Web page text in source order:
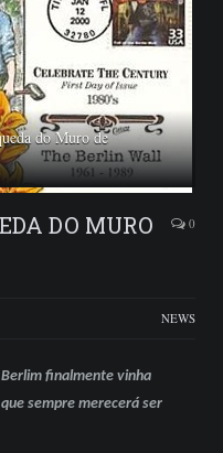
do Muro de
DO MURO
0
NEWS
finalmente vinha
sempre merecerá ser